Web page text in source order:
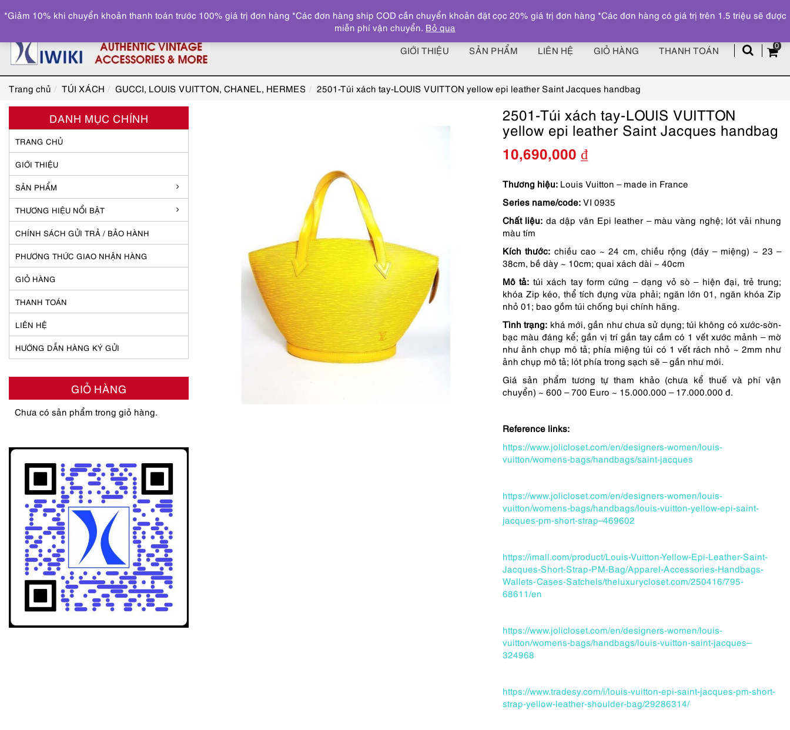
z
0
GIỚI THIỆU SẢN PHẨM LIÊN HỆ GIỎ HÀNG THANH TOÁN
Trang chủ TÚI XÁCH GUCCI, LOUIS VUITTON, CHANEL, HERMES 2501-Túi xách tay-LOUIS VUITTON yellow epi leather Saint Jacques handbag
2501-Túi xách tay-LOUIS VUITTON
yellow epi leather Saint Jacques handbag
10,690,000 ₫
Thương hiệu: Louis Vuitton – made in France
Series name/code: VI 0935
Chất liệu: da dập vân Epi leather – màu vàng nghệ; lót vải nhung
màu tím
Kích thước: chiều cao ~ 24 cm, chiều rộng (đáy – miệng) ~ 23 –
38cm, bề dày ~ 10cm; quai xách dài ~ 40cm
Mô tả: túi xách tay form cứng – dạng vỏ sò – hiện đại, trẻ trung;
khóa Zip kéo, thể tích đựng vừa phải; ngăn lớn 01, ngăn khóa Zip
nhỏ 01; bao gồm túi chống bụi chính hãng.
Tình trạng: khá mới, gần như chưa sử dụng; túi không có xước-sờn-
bạc màu đáng kể; gần vị trí gắn tay cầm có 1 vết xước mảnh – mờ
như ảnh chụp mô tả; phía miệng túi có 1 vết rách nhỏ ~ 2mm như
ảnh chụp mô tả; lót phía trong sạch sẽ – gần như mới.
Giá sản phẩm tương tự tham khảo (chưa kể thuế và phí vận
chuyển) ~ 600 – 700 Euro ~ 15.000.000 – 17.000.000 đ.
Reference links:
https://www.jolicloset.com/en/designers-women/louis-
vuitton/womens-bags/handbags/saint-jacques
https://www.jolicloset.com/en/designers-women/louis-
vuitton/womens-bags/handbags/louis-vuitton-yellow-epi-saint-
jacques-pm-short-strap–469602
https://imall.com/product/Louis-Vuitton-Yellow-Epi-Leather-Saint-
Jacques-Short-Strap-PM-Bag/Apparel-Accessories-Handbags-
Wallets-Cases-Satchels/theluxurycloset.com/250416/795-
68611/en
https://www.jolicloset.com/en/designers-women/louis-
vuitton/womens-bags/handbags/louis-vuitton-saint-jacques–
324968
https://www.tradesy.com/i/louis-vuitton-epi-saint-jacques-pm-short-
strap-yellow-leather-shoulder-bag/29286314/
DANH MỤC CHÍNH
TRANG CHỦ
GIỚI THIỆU
SẢN PHẨM
THƯƠNG HIỆU NỔI BẬT
CHÍNH SÁCH GỬI TRẢ / BẢO HÀNH
PHƯƠNG THỨC GIAO NHẬN HÀNG
GIỎ HÀNG
THANH TOÁN
LIÊN HỆ
HƯỚNG DẪN HÀNG KÝ GỬI
GIỎ HÀNG
Chưa có sản phẩm trong giỏ hàng.
*Giảm 10% khi chuyển khoản thanh toán trước 100% giá trị đơn hàng *Các đơn hàng ship COD cần chuyển khoản đặt cọc 20% giá trị đơn hàng *Các đơn hàng có giá trị trên 1.5 triệu sẽ được
miễn phí vận chuyển. Bỏ qua